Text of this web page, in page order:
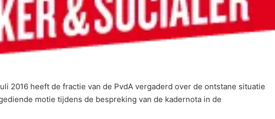
2016 heeft de fractie van de PvdA vergaderd over de ontstane situatie
motie tijdens de bespreking van de kadernota in de